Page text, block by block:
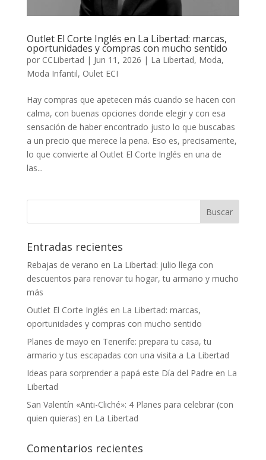
Outlet El Corte Inglés en La Libertad: marcas,
oportunidades y compras con mucho sentido
por CCLibertad | Jun 11, 2026 | La Libertad, Moda,
Moda Infantil, Oulet ECI
Hay compras que apetecen más cuando se hacen con
calma, con buenas opciones donde elegir y con esa
sensación de haber encontrado justo lo que buscabas
a un precio que merece la pena. Eso es, precisamente,
lo que convierte al Outlet El Corte Inglés en una de
las...
Entradas recientes
Rebajas de verano en La Libertad: julio llega con
descuentos para renovar tu hogar, tu armario y mucho
más
Outlet El Corte Inglés en La Libertad: marcas,
oportunidades y compras con mucho sentido
Planes de mayo en Tenerife: prepara tu casa, tu
armario y tus escapadas con una visita a La Libertad
Ideas para sorprender a papá este Día del Padre en La
Libertad
San Valentín «Anti-Cliché»: 4 Planes para celebrar (con
quien quieras) en La Libertad
Comentarios recientes